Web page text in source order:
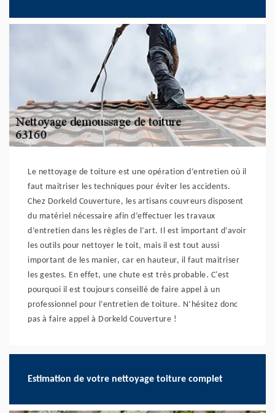
Le nettoyage de toiture est une opération d’entretien où il
faut maitriser les techniques pour éviter les accidents.
Chez Dorkeld Couverture, les artisans couvreurs disposent
du matériel nécessaire afin d’effectuer les travaux
d’entretien dans les règles de l’art. Il est important d’avoir
les outils pour nettoyer le toit, mais il est tout aussi
important de les manier, car en hauteur, il faut maitriser
les gestes. En effet, une chute est très probable. C'est
pourquoi il est toujours conseillé de faire appel à un
professionnel pour l’entretien de toiture. N’hésitez donc
pas à faire appel à Dorkeld Couverture !
Estimation de votre nettoyage toiture complet